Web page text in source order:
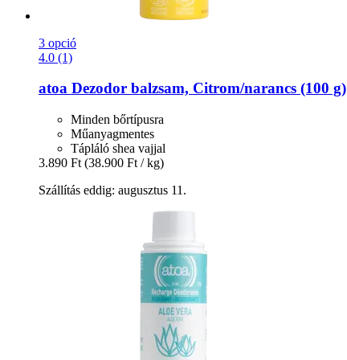
3 opció
4.0 (1)
atoa Dezodor balzsam, Citrom/narancs (100 g)
Minden bőrtípusra
Műanyagmentes
Tápláló shea vajjal
3.890 Ft (38.900 Ft / kg)
Szállítás eddig: augusztus 11.